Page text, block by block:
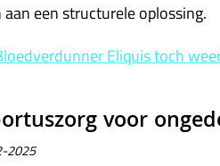
een structurele oplossing.
Eliquis toch
voor
2025